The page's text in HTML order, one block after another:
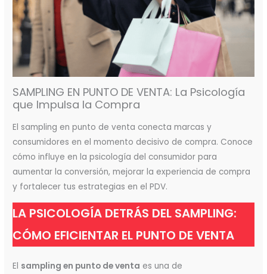
SAMPLING EN PUNTO DE VENTA: La Psicología
que Impulsa la Compra
El sampling en punto de venta conecta marcas y
consumidores en el momento decisivo de compra. Conoce
cómo influye en la psicología del consumidor para
aumentar la conversión, mejorar la experiencia de compra
y fortalecer tus estrategias en el PDV.
LA PSICOLOGÍA DETRÁS DEL SAMPLING:
CÓMO EFICIENTAR EL PUNTO DE VENTA
El sampling en punto de venta es una de